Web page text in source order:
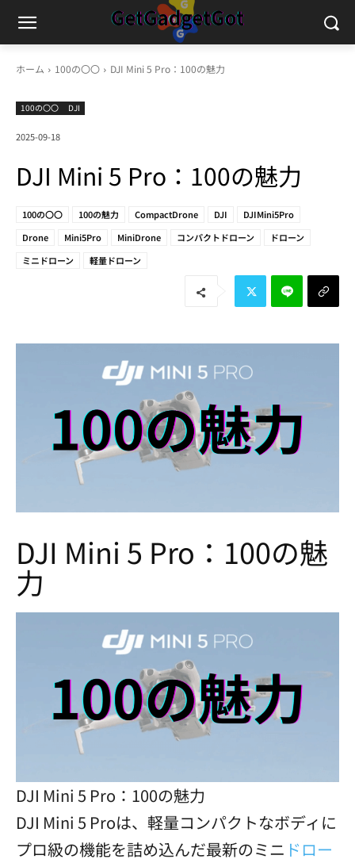
ホーム 100の〇〇 DJI Mini 5 Pro：100の魅力
100の〇〇 DJI
2025-09-18
DJI Mini 5 Pro：100の魅力
100の〇〇 100の魅力 CompactDrone DJI
DJIMini5Pro
Drone
Mini5Pro MiniDrone コンパクトドローン
ドローン
ミニドローン
軽量ドローン
DJI Mini 5 Pro：100の魅
力
DJI Mini 5 Pro：100の魅力
DJI Mini 5 Proは、軽量コンパクトなボディに
プロ級の機能を詰め込んだ最新のミニ ドロー